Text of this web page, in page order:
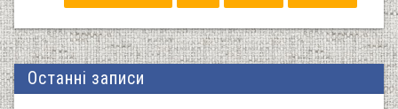
Останні записи